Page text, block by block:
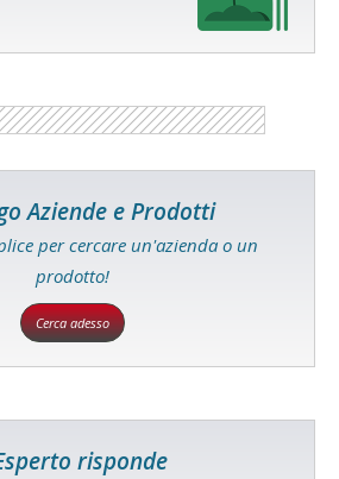
Aziende e Prodotti
per cercare un'azienda o un
prodotto!
Cerca adesso
risponde